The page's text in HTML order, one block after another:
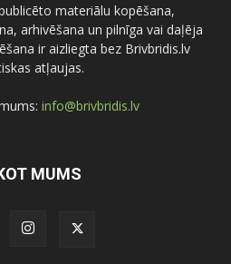
materiālu kopēšana,
arhivēšana un pilnīga vai daļēja
ir aizliegta bez Brivbridis.lv
atļaujas.
info@brivbridis.lv
MUMS